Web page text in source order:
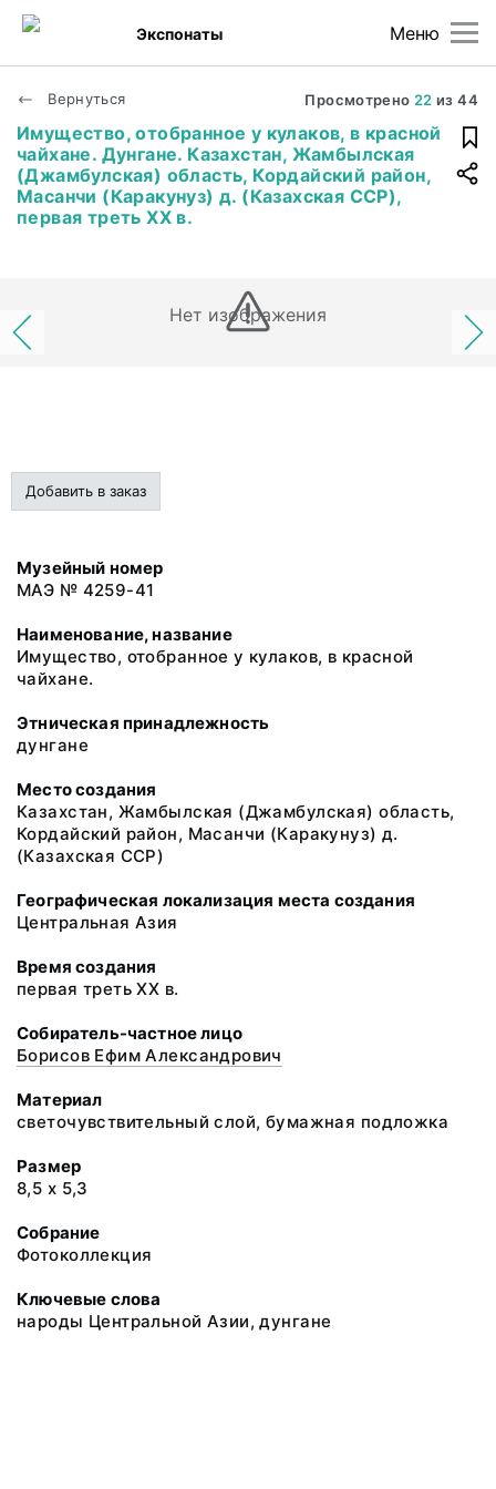
Меню
Экспонаты
Вернуться Просмотрено 22 из44
Имущество, отобранное у кулаков, в красной
чайхане. Дунгане. Казахстан, Жамбылская
(Джамбулская) область, Кордайский район,
Масанчи (Каракунуз) д. (Казахская ССР),
первая треть ХХ в.
Нет изображения
Добавить в заказ
Музейный номер
МАЭ № 4259-41
Наименование, название
Имущество, отобранное у кулаков, в красной
чайхане.
Этническая принадлежность
дунгане
Место создания
Казахстан, Жамбылская (Джамбулская) область,
Кордайский район, Масанчи (Каракунуз) д.
(Казахская ССР)
Географическая локализация места создания
Центральная Азия
Время создания
первая треть ХХ в.
Собиратель-частное лицо
Борисов Ефим Александрович
Материал
светочувствительный слой, бумажная подложка
Размер
8,5 х 5,3
Собрание
Фотоколлекция
Ключевые слова
народы Центральной Азии, дунгане